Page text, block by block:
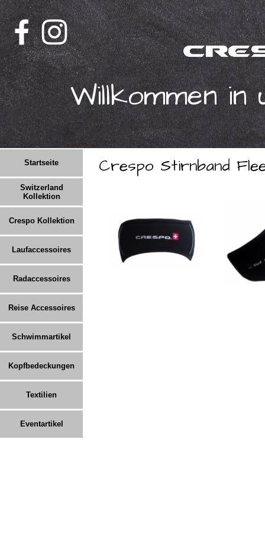
Willkommen
Startseite
Switzerland
Kollektion
Crespo Kollektion
Laufaccessoires
Radaccessoires
Reise Accessoires
Schwimmartikel
Kopfbedeckungen
Textilien
Eventartikel
Crespo Stirnband